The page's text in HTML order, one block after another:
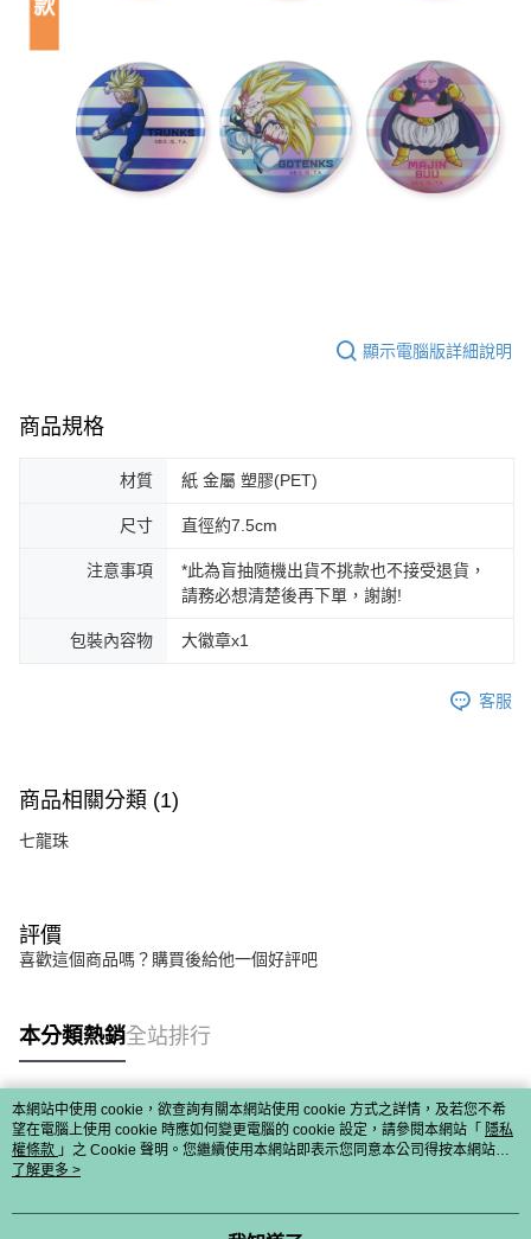
顯示電腦版詳細說明
商品規格
材質 紙 金屬 塑膠(PET)
尺寸 直徑約7.5cm
注意事項
*此為盲抽隨機出貨不挑款也不接受退貨，
請務必想清楚後再下單，謝謝!
包裝內容物 大徽章x1
客服
商品相關分類 (1)
七龍珠
評價
喜歡這個商品嗎？購買後給他一個好評吧
本分類熱銷全站排行
熱門標籤
本網站中使用 cookie，欲查詢有關本網站使用 cookie 方式之詳情，及若您不希
望在電腦上使用 cookie 時應如何變更電腦的 cookie 設定，請參閱本網站「 隱私
權條款 」之 Cookie 聲明。您繼續使用本網站即表示您同意本公司得按本網站使
用條款之 Cookie 聲明使用 cookie。
了解更多 >